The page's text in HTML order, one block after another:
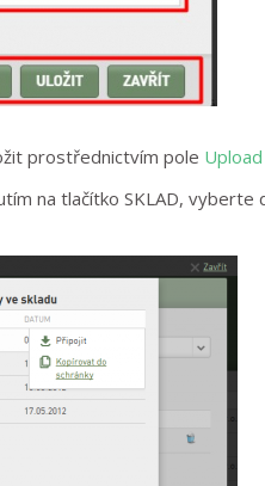
prostřednictvím pole
na tlačítko SKLAD, vyberte